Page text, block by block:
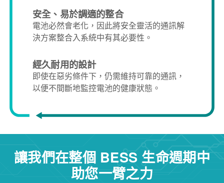
安全、易於調適的整合
電池必然會老化，因此將安全靈活的通訊解
決方案整合入系統中有其必要性。
經久耐用的設計
即使在惡劣條件下，仍需維持可靠的通訊，
以便不間斷地監控電池的健康狀態。
讓我們在整個 BESS 生命週期中
助您一臂之力